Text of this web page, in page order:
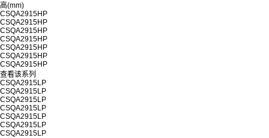
高(mm)
CSQA2915HP
CSQA2915HP
CSQA2915HP
CSQA2915HP
CSQA2915HP
CSQA2915HP
CSQA2915HP
查看该系列
CSQA2915LP
CSQA2915LP
CSQA2915LP
CSQA2915LP
CSQA2915LP
CSQA2915LP
CSQA2915LP